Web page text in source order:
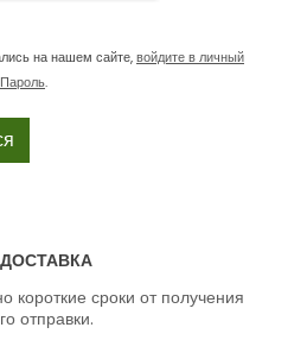
на нашем сайте,войдите в личный
.
короткие сроки от получения
отправки.